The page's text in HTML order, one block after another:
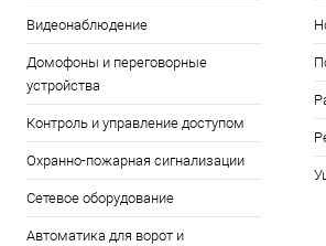
Видеонаблюдение
Домофоны и переговорные
устройства
Контроль и управление доступом
Охранно-пожарная сигнализации
Сетевое оборудование
Автоматика для ворот и